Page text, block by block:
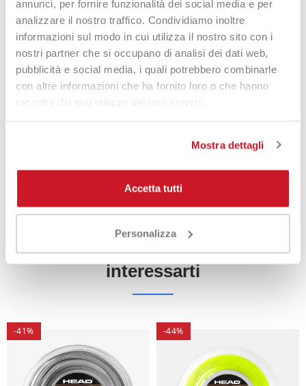
annunci, per fornire funzionalità dei social media e per
analizzare il nostro traffico. Condividiamo inoltre
informazioni sul modo in cui utilizza il nostro sito con i
nostri partner che si occupano di analisi dei dati web,
pubblicità e social media, i quali potrebbero combinarle
con altre informazioni che ha fornito loro o che hanno
Mostra dettagli
Accetta tutti
Personalizza
Questa versione soft assicura un maggiore comfort del piatto
corde ed un'eccellente tenuta di tensione e capacità di
trasmettere ottime sensazioni di gioco al braccio, solitamente
difficile per un co-poliestere.
DETTAGLI DEL PRODOTTO
Prodotti che potrebbero
interessarti
-41% -44%